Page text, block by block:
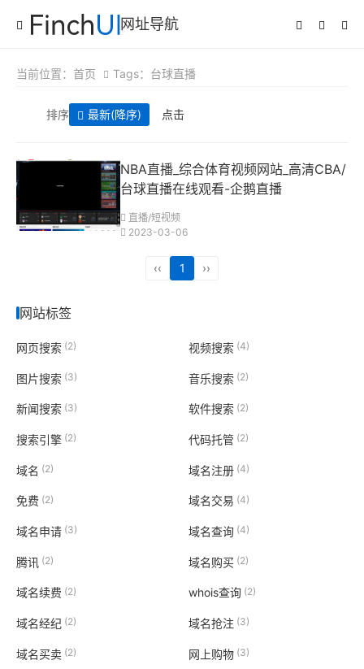
网址导航
当前位置： 首页 Tags：台球直播
排序 最新(降序) 点击
NBA直播_综合体育视频网站_高清CBA/
台球直播在线观看-企鹅直播
直播/短视频
2023-03-06
‹‹ 1 ››
网站标签
网页搜索 (2) 视频搜索 (4)
图片搜索 (3) 音乐搜索 (2)
新闻搜索 (3) 软件搜索 (2)
搜索引擎 (2) 代码托管(2)
域名 (2) 域名注册(4)
免费 (2) 域名交易 (4)
域名申请 (3) 域名查询(4)
腾讯 (2) 域名购买(2)
域名续费 (2) whois查询(2)
域名经纪 (2) 域名抢注(3)
域名买卖 (2) 网上购物(3)